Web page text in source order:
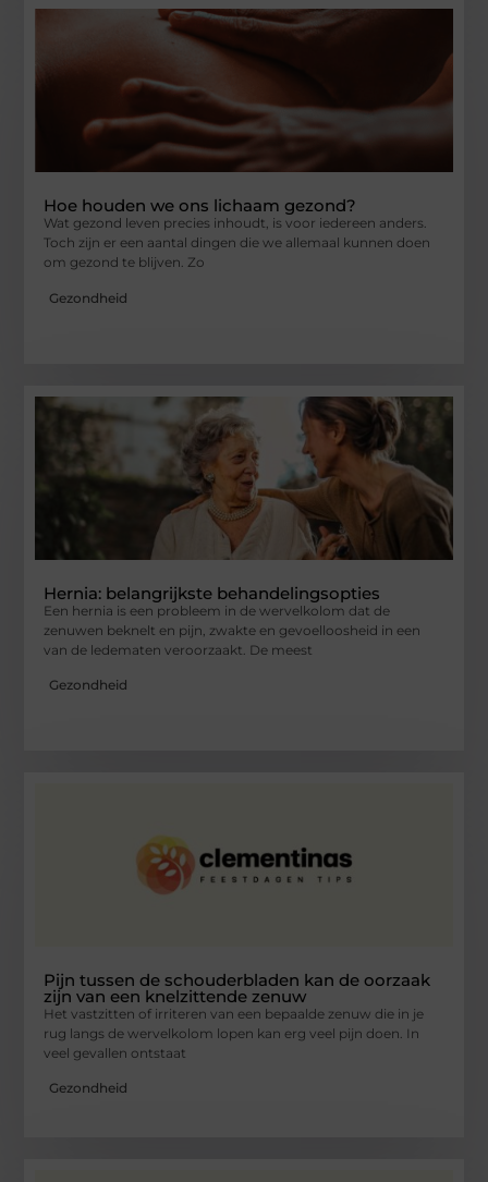
Hoe houden we ons lichaam gezond?
Wat gezond leven precies inhoudt, is voor iedereen anders.
Toch zijn er een aantal dingen die we allemaal kunnen doen
om gezond te blijven. Zo
Gezondheid
Hernia: belangrijkste behandelingsopties
Een hernia is een probleem in de wervelkolom dat de
zenuwen beknelt en pijn, zwakte en gevoelloosheid in een
van de ledematen veroorzaakt. De meest
Gezondheid
Pijn tussen de schouderbladen kan de oorzaak
zijn van een knelzittende zenuw
Het vastzitten of irriteren van een bepaalde zenuw die in je
rug langs de wervelkolom lopen kan erg veel pijn doen. In
veel gevallen ontstaat
Gezondheid